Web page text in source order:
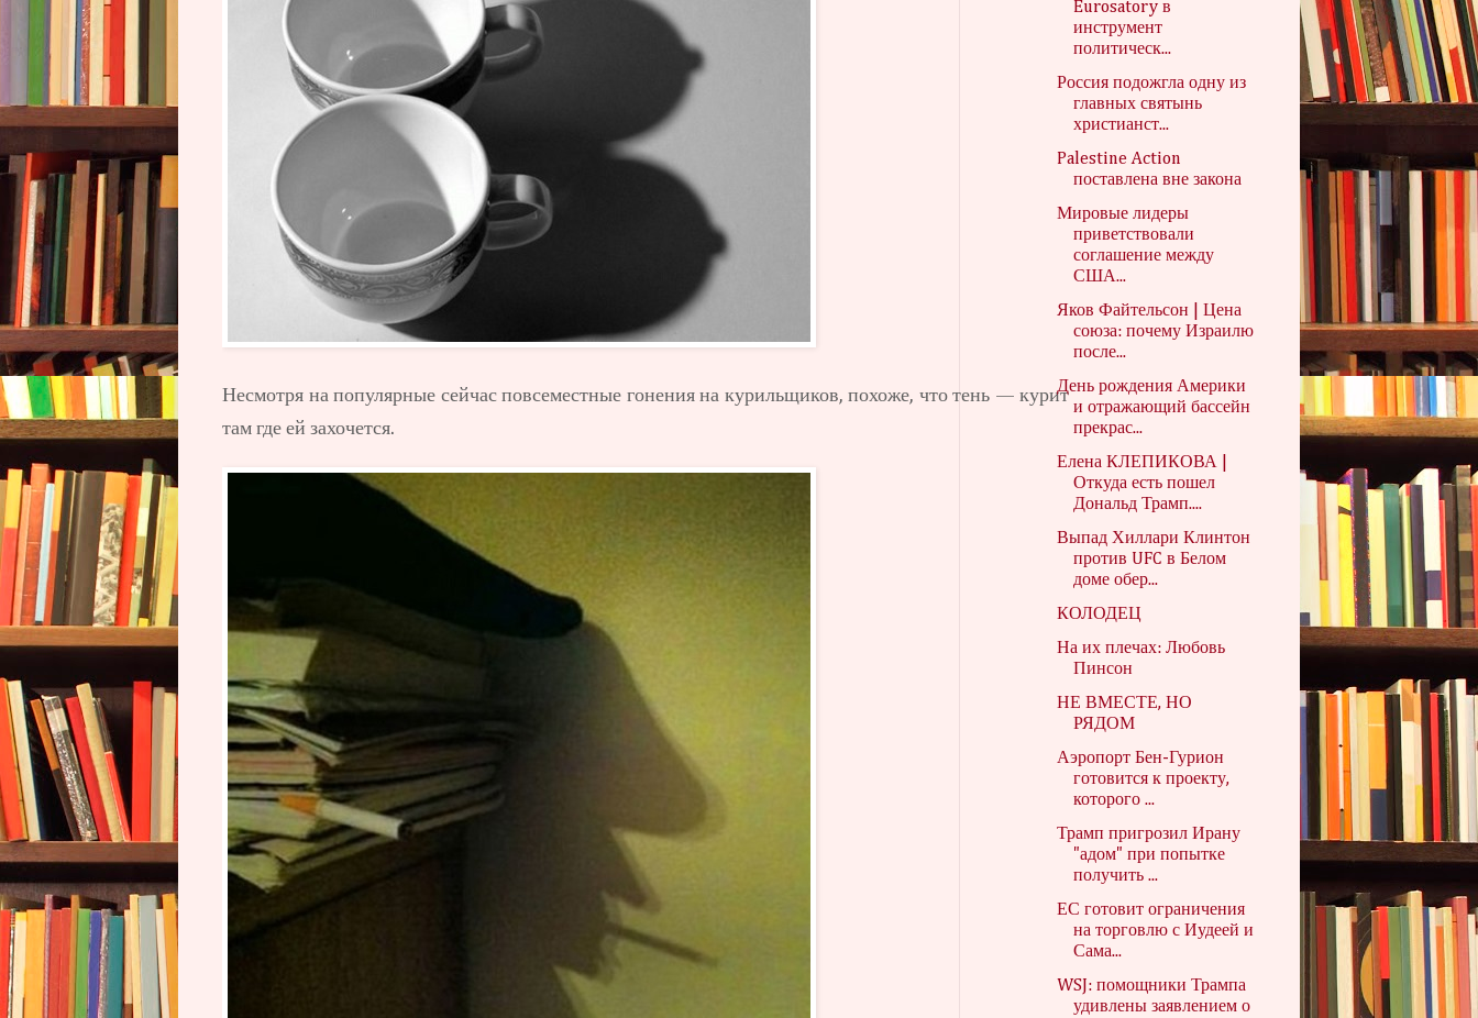
Несмотря на популярные сейчас повсеместные гонения на курильщиков, похоже, что тень — курит
там где ей захочется.
Eurosatory в
инструмент
политическ...
Россия подожгла одну из
главных святынь
христианст...
Palestine Action
поставлена вне закона
Мировые лидеры
приветствовали
соглашение между
США...
Яков Файтельсон | Цена
союза: почему Израилю
после...
День рождения Америки
и отражающий бассейн
прекрас...
Елена КЛЕПИКОВА |
Откуда есть пошел
Дональд Трамп....
Выпад Хиллари Клинтон
против UFC в Белом
доме обер...
КОЛОДЕЦ
На их плечах: Любовь
Пинсон
НЕ ВМЕСТЕ, НО
РЯДОМ
Аэропорт Бен-Гурион
готовится к проекту,
которого ...
Трамп пригрозил Ирану
"адом" при попытке
получить ...
ЕС готовит ограничения
на торговлю с Иудеей и
Сама...
WSJ: помощники Трампа
удивлены заявлением о